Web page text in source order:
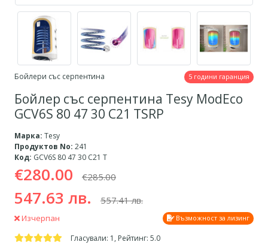
Бойлери със серпентина 5 години гаранция
Бойлер със серпентина Tesy ModEco
GCV6S 80 47 30 C21 TSRP
Марка: Tesy
Продуктов No: 241
Код: GCV6S 80 47 30 C21 T
€280.00 €285.00
547.63 лв. 557.41 лв.
Изчерпан Възможност за лизинг
Гласували: 1, Рейтинг: 5.0